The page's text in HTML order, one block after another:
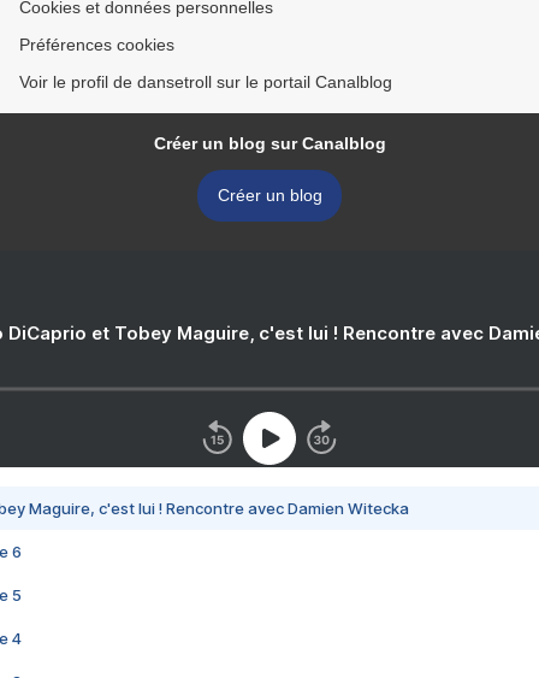
Cookies et données personnelles
Préférences cookies
Voir le profil de dansetroll sur le portail Canalblog
Créer un blog sur Canalblog
Créer un blog
DiCaprio et Tobey Maguire, c'est lui ! Rencontre avec
Maguire, c'est lui ! Rencontre avec Damien Witecka
6
5
4